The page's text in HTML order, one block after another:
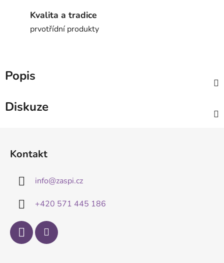
Kvalita a tradice
prvotřídní produkty
Popis
Diskuze
Kontakt
info@zaspi.cz
+420 571 445 186